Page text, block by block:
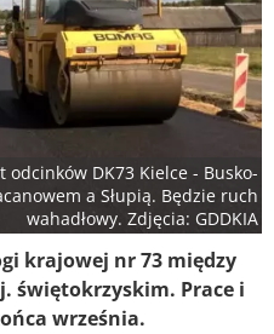
DK73 Kielce - Busko-
a Słupią. Będzie ruch
wahadłowy. Zdjęcia: GDDKIA
krajowej nr 73 między
świętokrzyskim. Prace i
września.